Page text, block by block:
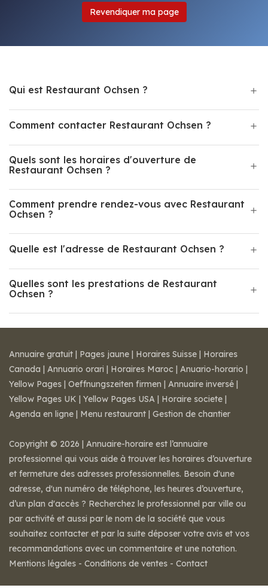
Revendiquer ma page
Qui est Restaurant Ochsen ?
Comment contacter Restaurant Ochsen ?
Quels sont les horaires d'ouverture de
Restaurant Ochsen ?
Comment prendre rendez-vous avec Restaurant
Ochsen ?
Quelle est l'adresse de Restaurant Ochsen ?
Quelles sont les prestations de Restaurant
Ochsen ?
Annuaire gratuit | Pages jaune | Horaires Suisse | Horaires
Canada | Annuario orari | Horaires Maroc | Anuario-horario |
Yellow Pages | Oeffnungszeiten firmen | Annuaire inversé |
Yellow Pages UK | Yellow Pages USA | Horaire societe |
Agenda en ligne | Menu restaurant | Gestion de chantier
Copyright © 2026 | Annuaire-horaire est l’annuaire
professionnel qui vous aide à trouver les horaires d’ouverture
et fermeture des adresses professionnelles. Besoin d'une
adresse, d'un numéro de téléphone, les heures d’ouverture,
d’un plan d'accès ? Recherchez le professionnel par ville ou
par activité et aussi par le nom de la société que vous
souhaitez contacter et par la suite déposer votre avis et vos
recommandations avec un commentaire et une notation.
Mentions légales - Conditions de ventes - Contact